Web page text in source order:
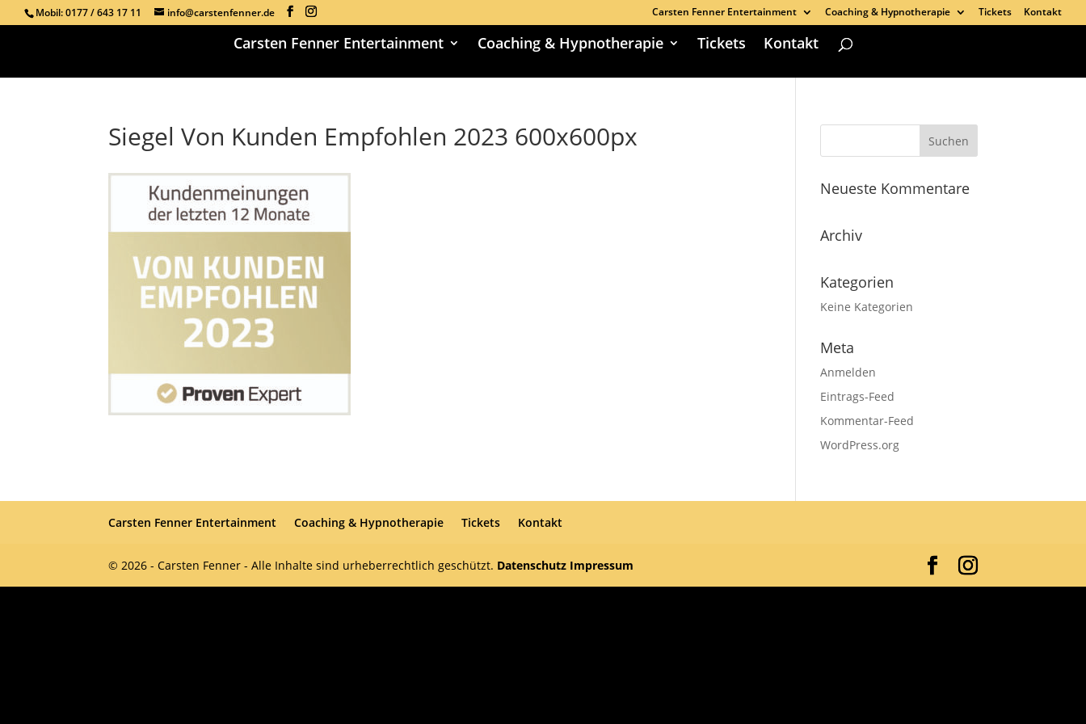
Mobil: 0177 / 643 17 11 info@carstenfenner.de Carsten Fenner Entertainment Coaching & Hypnotherapie Tickets Kontakt
Carsten Fenner Entertainment Coaching & Hypnotherapie Tickets Kontakt
Siegel Von Kunden Empfohlen 2023 600x600px
Neueste Kommentare
Archiv
Kategorien
Keine Kategorien
Meta
Anmelden
Eintrags-Feed
Kommentar-Feed
WordPress.org
Carsten Fenner Entertainment Coaching & Hypnotherapie Tickets Kontakt
© 2026 - Carsten Fenner - Alle Inhalte sind urheberrechtlich geschützt. Datenschutz Impressum